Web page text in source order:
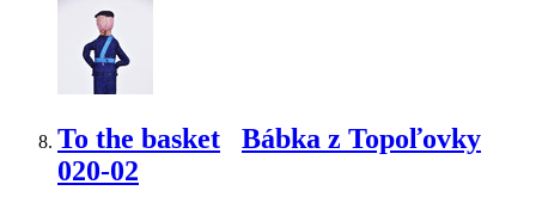
To the basket
Bábka z Topoľovky
020-02